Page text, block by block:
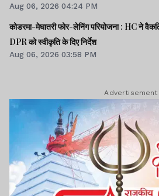
Aug 06, 2026 04:24 PM
कोडरमा-मेघातरी फोर-लेनिंग परियोजना : HC ने
DPR को स्वीकृति के दिए निर्देश
Aug 06, 2026 03:58 PM
Advertisement